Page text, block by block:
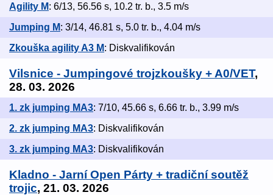
Agility M: 6/13, 56.56 s, 10.2 tr. b., 3.5 m/s
Jumping M: 3/14, 46.81 s, 5.0 tr. b., 4.04 m/s
Zkouška agility A3 M: Diskvalifikován
Vilsnice - Jumpingové trojzkoušky + A0/VET,
28. 03. 2026
1. zk jumping MA3: 7/10, 45.66 s, 6.66 tr. b., 3.99 m/s
2. zk jumping MA3: Diskvalifikován
3. zk jumping MA3: Diskvalifikován
Kladno - Jarní Open Párty + tradiční soutěž
trojic, 21. 03. 2026